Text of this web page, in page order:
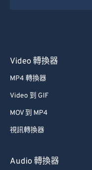
Video 轉換器
MP4 轉換器
Video 到 GIF
MOV 到 MP4
視訊轉換器
Audio 轉換器